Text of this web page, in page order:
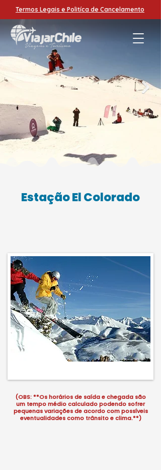
Termos Legais e Politíca de Cancelamento
Estação El Colorado
(OBS: **Os horários de saída e chegada são
um tempo médio calculado podendo sofrer
pequenas variações de acordo com possíveis
eventualidades como trânsito e clima.**)